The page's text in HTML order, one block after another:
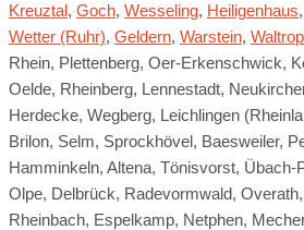
Kreuztal , Goch, Wesseling, Heiligenhaus,
Wetter (Ruhr), Geldern, Warstein, Waltrop
Rhein, Plettenberg, Oer-Erkenschwick,
Oelde, Rheinberg, Lennestadt,
Herdecke, Wegberg, Leichlingen
Brilon, Selm, Sprockhövel, Baesweiler,
Hamminkeln, Altena, Tönisvorst, Übach-
Olpe, Delbrück, Radevormwald,
Rheinbach, Espelkamp, Netphen,